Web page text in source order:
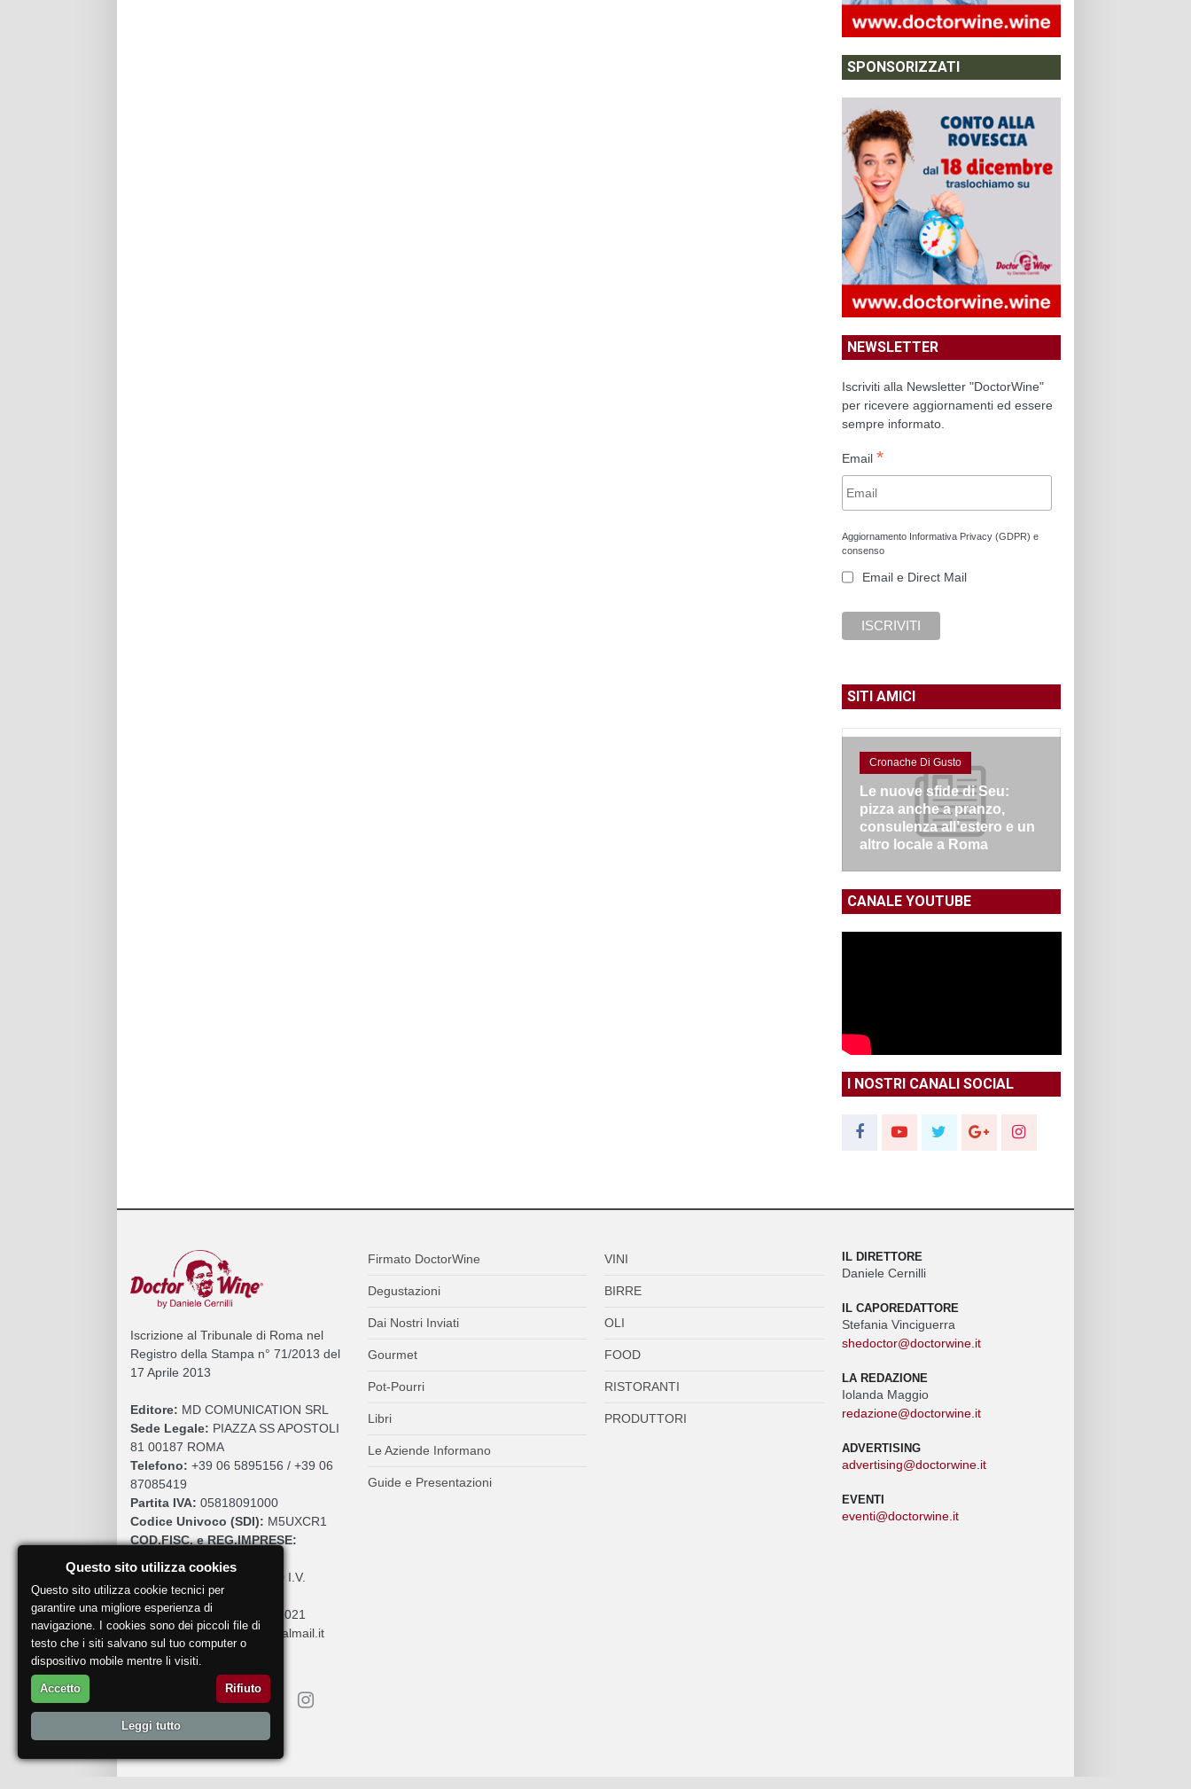
SPONSORIZZATI
NEWSLETTER
Iscriviti alla Newsletter "DoctorWine"
per ricevere aggiornamenti ed essere
sempre informato.
Email *
Aggiornamento Informativa Privacy (GDPR) e
consenso
Email e Direct Mail
SITI AMICI
Cronache Di Gusto
Le nuove sfide di Seu:
pizza anche a pranzo,
consulenza all’estero e un
altro locale a Roma
CANALE YOUTUBE
I NOSTRI CANALI SOCIAL
Iscrizione al Tribunale di Roma nel
Registro della Stampa n° 71/2013 del
17 Aprile 2013
Editore: MD COMUNICATION SRL
Sede Legale: PIAZZA SS APOSTOLI
81 00187 ROMA
Telefono: +39 06 5895156 / +39 06
87085419
Partita IVA: 05818091000
Codice Univoco (SDI): M5UXCR1
COD.FISC. e REG.IMPRESE:
€. 10.200,00 I.V.
REA:RM 930252
Roc:36580 del 5 maggio 2021
Pec:mdcomunication@legalmail.it
Firmato DoctorWine
Degustazioni
Dai Nostri Inviati
Gourmet
Pot-Pourri
Libri
Le Aziende Informano
Guide e Presentazioni
VINI
BIRRE
OLI
FOOD
RISTORANTI
PRODUTTORI
IL DIRETTORE
Daniele Cernilli
IL CAPOREDATTORE
Stefania Vinciguerra
shedoctor@doctorwine.it
LA REDAZIONE
Iolanda Maggio
redazione@doctorwine.it
ADVERTISING
advertising@doctorwine.it
EVENTI
eventi@doctorwine.it
Questo sito utilizza cookies
Questo sito utilizza cookie tecnici per
garantire una migliore esperienza di
navigazione. I cookies sono dei piccoli file di
testo che i siti salvano sul tuo computer o
dispositivo mobile mentre li visiti.
Accetto Rifiuto
Leggi tutto